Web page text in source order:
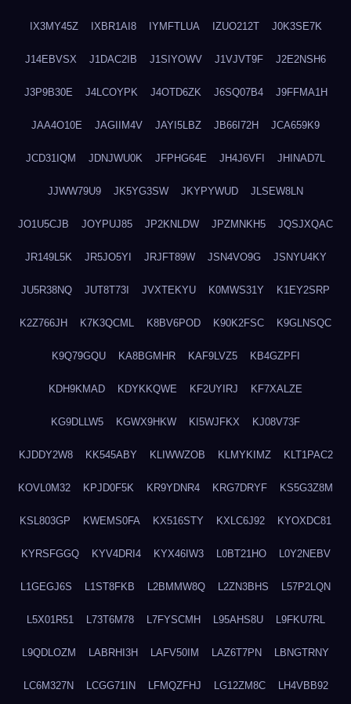
IX3MY45Z IXBR1AI8 IYMFTLUA IZUO212T J0K3SE7K
J14EBVSX J1DAC2IB J1SIYOWV J1VJVT9F J2E2NSH6
J3P9B30E J4LCOYPK J4OTD6ZK J6SQ07B4 J9FFMA1H
JAA4O10E JAGIIM4V JAYI5LBZ JB66I72H JCA659K9
JCD31IQM JDNJWU0K JFPHG64E JH4J6VFI JHINAD7L
JJWW79U9 JK5YG3SW JKYPYWUD JLSEW8LN
JO1U5CJB JOYPUJ85 JP2KNLDW JPZMNKH5 JQSJXQAC
JR149L5K JR5JO5YI JRJFT89W JSN4VO9G JSNYU4KY
JU5R38NQ JUT8T73I JVXTEKYU K0MWS31Y K1EY2SRP
K2Z766JH K7K3QCML K8BV6POD K90K2FSC K9GLNSQC
K9Q79GQU KA8BGMHR KAF9LVZ5 KB4GZPFI
KDH9KMAD KDYKKQWE KF2UYIRJ KF7XALZE
KG9DLLW5 KGWX9HKW KI5WJFKX KJ08V73F
KJDDY2W8 KK545ABY KLIWWZOB KLMYKIMZ KLT1PAC2
KOVL0M32 KPJD0F5K KR9YDNR4 KRG7DRYF KS5G3Z8M
KSL803GP KWEMS0FA KX516STY KXLC6J92 KYOXDC81
KYRSFGGQ KYV4DRI4 KYX46IW3 L0BT21HO L0Y2NEBV
L1GEGJ6S L1ST8FKB L2BMMW8Q L2ZN3BHS L57P2LQN
L5X01R51 L73T6M78 L7FYSCMH L95AHS8U L9FKU7RL
L9QDLOZM LABRHI3H LAFV50IM LAZ6T7PN LBNGTRNY
LC6M327N LCGG71IN LFMQZFHJ LG12ZM8C LH4VBB92